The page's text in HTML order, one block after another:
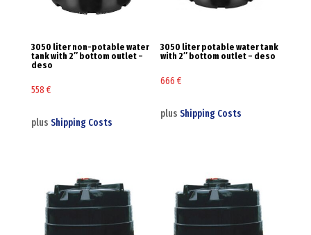
3050 liter non-potable water
tank with 2″ bottom outlet –
deso
558 €
plus Shipping Costs
3050 liter potable water tank
with 2″ bottom outlet – deso
666€
plusShipping Costs